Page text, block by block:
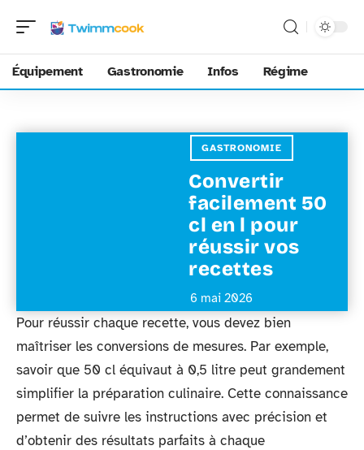
Équipement Gastronomie Infos Régime
GASTRONOMIE
Convertir
facilement 50
cl en l pour
réussir vos
recettes
6 mai 2026
Pour réussir chaque recette, vous devez bien
maîtriser les conversions de mesures. Par exemple,
savoir que 50 cl équivaut à 0,5 litre peut grandement
simplifier la préparation culinaire. Cette connaissance
permet de suivre les instructions avec précision et
d’obtenir des résultats parfaits à chaque